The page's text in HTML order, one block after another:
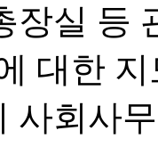
장실 등
대한
사회사